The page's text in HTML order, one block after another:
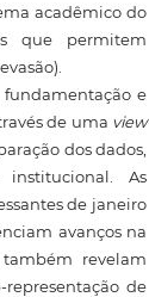
acadêmico do
que permitem
e
de uma view
dos dados,
As
de janeiro
avanços na
revelam
representação de